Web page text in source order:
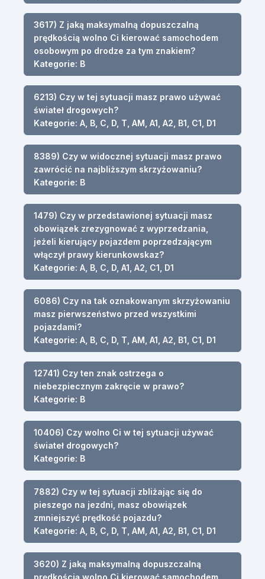
3617) Z jaką maksymalną dopuszczalną
prędkością wolno Ci kierować samochodem
osobowym po drodze za tym znakiem?
Kategorie: B
6213) Czy w tej sytuacji masz prawo używać
świateł drogowych?
Kategorie: A, B, C, D, T, AM, A1, A2, B1, C1, D1
8389) Czy w widocznej sytuacji masz prawo
zawrócić na najbliższym skrzyżowaniu?
Kategorie: B
1479) Czy w przedstawionej sytuacji masz
obowiązek zrezygnować z wyprzedzania,
jeżeli kierujący pojazdem poprzedzającym
włączył prawy kierunkowskaz?
Kategorie: A, B, C, D, A1, A2, C1, D1
6086) Czy na tak oznakowanym skrzyżowaniu
masz pierwszeństwo przed wszystkimi
pojazdami?
Kategorie: A, B, C, D, T, AM, A1, A2, B1, C1, D1
12741) Czy ten znak ostrzega o
niebezpiecznym zakręcie w prawo?
Kategorie: B
10406) Czy wolno Ci w tej sytuacji używać
świateł drogowych?
Kategorie: B
7882) Czy w tej sytuacji zbliżając się do
pieszego na jezdni, masz obowiązek
zmniejszyć prędkość pojazdu?
Kategorie: A, B, C, D, T, AM, A1, A2, B1, C1, D1
3620) Z jaką maksymalną dopuszczalną
prędkością wolno Ci kierować samochodem